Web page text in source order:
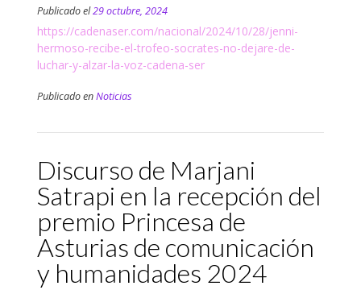
Publicado el29 octubre, 2024
https://cadenaser.com/nacional/2024/10/28/jenni-
hermoso-recibe-el-trofeo-socrates-no-dejare-de-
luchar-y-alzar-la-voz-cadena-ser
Publicado enNoticias
Discurso de Marjani
Satrapi en la recepción del
premio Princesa de
Asturias de comunicación
y humanidades 2024